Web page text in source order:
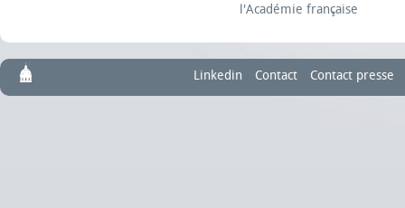
l'Académie française
Linkedin Contact Contact presse